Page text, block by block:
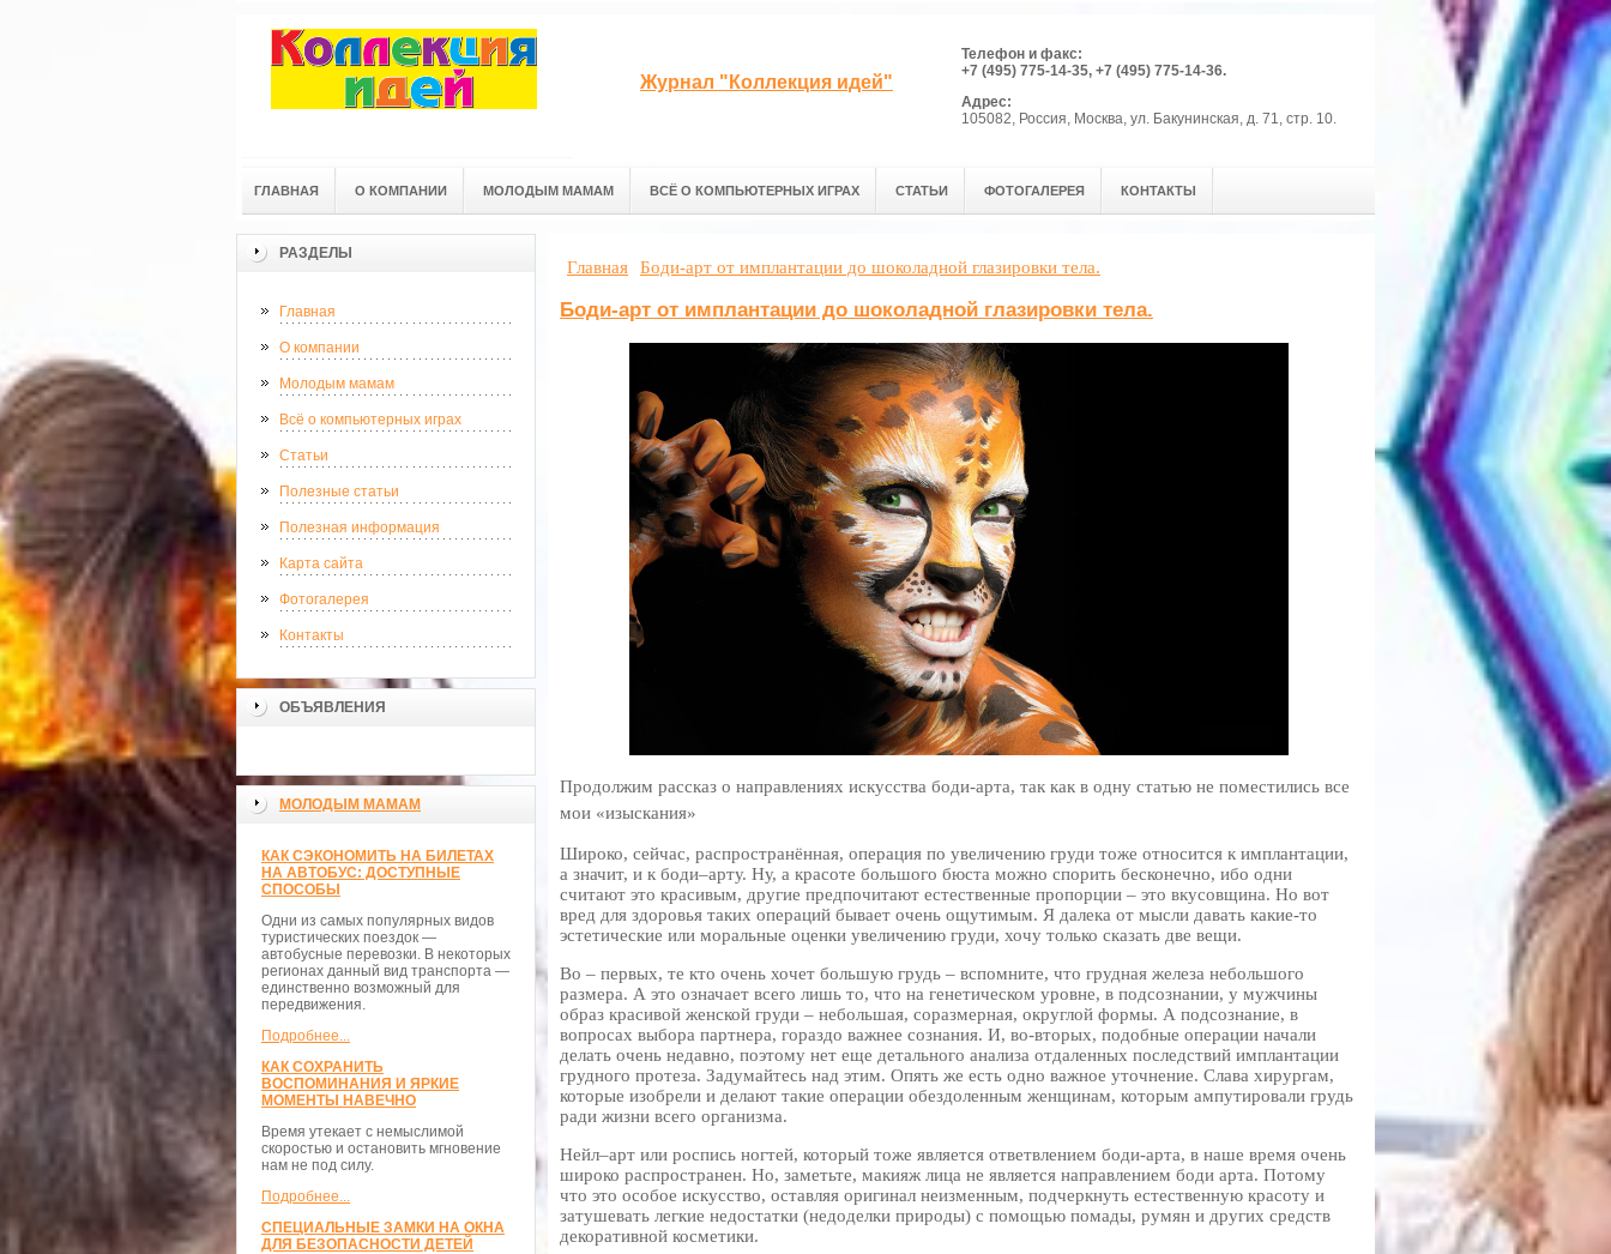
Журнал "Коллекция идей"
Телефон и факс:
+7 (495) 775-14-35, +7 (495) 775-14-36.
Адрес:
105082, Россия, Москва, ул. Бакунинская, д. 71, стр. 10.
ГЛАВНАЯ О КОМПАНИИ МОЛОДЫМ МАМАМ ВСЁ О КОМПЬЮТЕРНЫХ ИГРАХ СТАТЬИ ФОТОГАЛЕРЕЯ КОНТАКТЫ
РАЗДЕЛЫ
Главная
О компании
Молодым мамам
Всё о компьютерных играх
Статьи
Полезные статьи
Полезная информация
Карта сайта
Фотогалерея
Контакты
ОБЪЯВЛЕНИЯ
МОЛОДЫМ МАМАМ
КАК СЭКОНОМИТЬ НА БИЛЕТАХ
НА АВТОБУС: ДОСТУПНЫЕ
СПОСОБЫ
Одни из самых популярных видов
туристических поездок —
автобусные перевозки. В некоторых
регионах данный вид транспорта —
единственно возможный для
передвижения.
Подробнее...
КАК СОХРАНИТЬ
ВОСПОМИНАНИЯ И ЯРКИЕ
МОМЕНТЫ НАВЕЧНО
Время утекает с немыслимой
скоростью и остановить мгновение
нам не под силу.
Подробнее...
СПЕЦИАЛЬНЫЕ ЗАМКИ НА ОКНА
ДЛЯ БЕЗОПАСНОСТИ ДЕТЕЙ
Главная Боди-арт от имплантации до шоколадной глазировки тела.
Боди-арт от имплантации до шоколадной глазировки тела.
Продолжим рассказ о направлениях искусства боди-арта, так как в одну статью не поместились все
мои «изыскания»
Широко, сейчас, распространённая, операция по увеличению груди тоже относится к имплантации,
а значит, и к боди–арту. Ну, а красоте большого бюста можно спорить бесконечно, ибо одни
считают это красивым, другие предпочитают естественные пропорции – это вкусовщина. Но вот
вред для здоровья таких операций бывает очень ощутимым. Я далека от мысли давать какие-то
эстетические или моральные оценки увеличению груди, хочу только сказать две вещи.
Во – первых, те кто очень хочет большую грудь – вспомните, что грудная железа небольшого
размера. А это означает всего лишь то, что на генетическом уровне, в подсознании, у мужчины
образ красивой женской груди – небольшая, соразмерная, округлой формы. А подсознание, в
вопросах выбора партнера, гораздо важнее сознания. И, во-вторых, подобные операции начали
делать очень недавно, поэтому нет еще детального анализа отдаленных последствий имплантации
грудного протеза. Задумайтесь над этим. Опять же есть одно важное уточнение. Слава хирургам,
которые изобрели и делают такие операции обездоленным женщинам, которым ампутировали грудь
ради жизни всего организма.
Нейл–арт или роспись ногтей, который тоже является ответвлением боди-арта, в наше время очень
широко распространен. Но, заметьте, макияж лица не является направлением боди арта. Потому
что это особое искусство, оставляя оригинал неизменным, подчеркнуть естественную красоту и
затушевать легкие недостатки (недоделки природы) с помощью помады, румян и других средств
декоративной косметики.